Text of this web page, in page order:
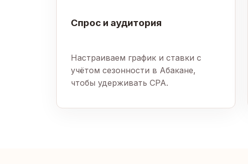
Спрос и аудитория
Настраиваем график и ставки с
учётом сезонности в Абакане,
чтобы удерживать CPA.